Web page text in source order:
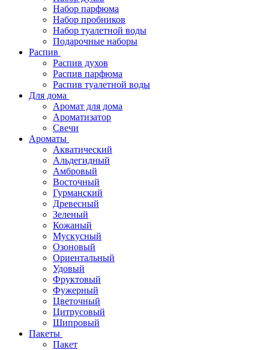
Набор парфюма
Набор пробников
Набор туалетной воды
Подарочные наборы
Распив
Распив духов
Распив парфюма
Распив туалетной воды
Для дома
Аромат для дома
Ароматизатор
Свечи
Ароматы
Акватический
Альдегидный
Амбровый
Восточный
Гурманский
Древесный
Зеленый
Кожаный
Мускусный
Озоновый
Ориентальный
Удовый
Фруктовый
Фужерный
Цветочный
Цитрусовый
Шипровый
Пакеты
Пакет